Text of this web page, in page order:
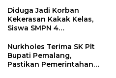
HUT RI ke-81
Diduga Jadi Korban
Kekerasan Kakak Kelas,
Siswa SMPN 4
Dunia
Nurkholes Terima SK Plt
Bupati Pemalang,
Pastikan Pemerintahan